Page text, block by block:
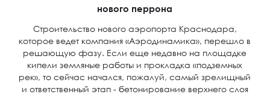
нового перрона
Строительство нового аэропорта Краснодара,
которое ведет компания «Аэродинамика», перешло в
решающую фазу. Если еще недавно на площадке
кипели земляные работы и прокладка «подземных
рек», то сейчас начался, пожалуй, самый зрелищный
и ответственный этап - бетонирование верхнего слоя